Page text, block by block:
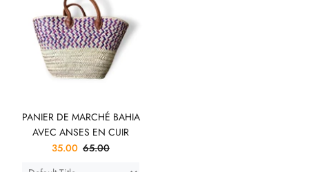
PANIER DE MARCHÉ BAHIA
AVEC ANSES EN CUIR
35.00 65.00